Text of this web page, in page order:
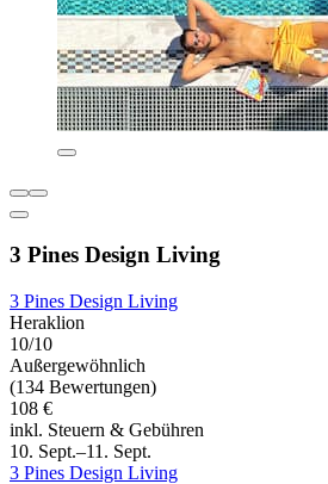
3 Pines Design Living
3 Pines Design Living
Heraklion
10/10
Außergewöhnlich
(134 Bewertungen)
108 €
inkl. Steuern & Gebühren
10. Sept.–11. Sept.
3 Pines Design Living